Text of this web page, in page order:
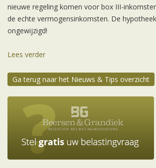
nieuwe regeling komen voor box III-
de echte vermogensinkomsten. De
ongewijzigd!
Lees verder
Ga terug naar het Nieuws & Tips overzicht